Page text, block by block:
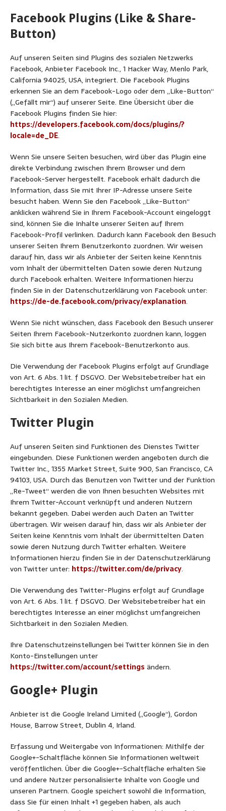
Facebook Plugins (Like & Share-
Button)
Auf unseren Seiten sind Plugins des sozialen Netzwerks
Facebook, Anbieter Facebook Inc., 1 Hacker Way, Menlo Park,
California 94025, USA, integriert. Die Facebook Plugins
erkennen Sie an dem Facebook-Logo oder dem „Like-Button“
(„Gefällt mir“) auf unserer Seite. Eine Übersicht über die
Facebook Plugins finden Sie hier:
https://developers.facebook.com/docs/plugins/?
locale=de_DE.
Wenn Sie unsere Seiten besuchen, wird über das Plugin eine
direkte Verbindung zwischen Ihrem Browser und dem
Facebook-Server hergestellt. Facebook erhält dadurch die
Information, dass Sie mit Ihrer IP-Adresse unsere Seite
besucht haben. Wenn Sie den Facebook „Like-Button“
anklicken während Sie in Ihrem Facebook-Account eingeloggt
sind, können Sie die Inhalte unserer Seiten auf Ihrem
Facebook-Profil verlinken. Dadurch kann Facebook den Besuch
unserer Seiten Ihrem Benutzerkonto zuordnen. Wir weisen
darauf hin, dass wir als Anbieter der Seiten keine Kenntnis
vom Inhalt der übermittelten Daten sowie deren Nutzung
durch Facebook erhalten. Weitere Informationen hierzu
finden Sie in der Datenschutzerklärung von Facebook unter:
https://de-de.facebook.com/privacy/explanation.
Wenn Sie nicht wünschen, dass Facebook den Besuch unserer
Seiten Ihrem Facebook-Nutzerkonto zuordnen kann, loggen
Sie sich bitte aus Ihrem Facebook-Benutzerkonto aus.
Die Verwendung der Facebook Plugins erfolgt auf Grundlage
von Art. 6 Abs. 1 lit. f DSGVO. Der Websitebetreiber hat ein
berechtigtes Interesse an einer möglichst umfangreichen
Sichtbarkeit in den Sozialen Medien.
Twitter Plugin
Auf unseren Seiten sind Funktionen des Dienstes Twitter
eingebunden. Diese Funktionen werden angeboten durch die
Twitter Inc., 1355 Market Street, Suite 900, San Francisco, CA
94103, USA. Durch das Benutzen von Twitter und der Funktion
„Re-Tweet“ werden die von Ihnen besuchten Websites mit
Ihrem Twitter-Account verknüpft und anderen Nutzern
bekannt gegeben. Dabei werden auch Daten an Twitter
übertragen. Wir weisen darauf hin, dass wir als Anbieter der
Seiten keine Kenntnis vom Inhalt der übermittelten Daten
sowie deren Nutzung durch Twitter erhalten. Weitere
Informationen hierzu finden Sie in der Datenschutzerklärung
von Twitter unter: https://twitter.com/de/privacy.
Die Verwendung des Twitter-Plugins erfolgt auf Grundlage
von Art. 6 Abs. 1 lit. f DSGVO. Der Websitebetreiber hat ein
berechtigtes Interesse an einer möglichst umfangreichen
Sichtbarkeit in den Sozialen Medien.
Ihre Datenschutzeinstellungen bei Twitter können Sie in den
Konto-Einstellungen unter
https://twitter.com/account/settings ändern.
Google+ Plugin
Anbieter ist die Google Ireland Limited („Google“), Gordon
House, Barrow Street, Dublin 4, Irland.
Erfassung und Weitergabe von Informationen: Mithilfe der
Google+-Schaltfläche können Sie Informationen weltweit
veröffentlichen. Über die Google+-Schaltfläche erhalten Sie
und andere Nutzer personalisierte Inhalte von Google und
unseren Partnern. Google speichert sowohl die Information,
dass Sie für einen Inhalt +1 gegeben haben, als auch